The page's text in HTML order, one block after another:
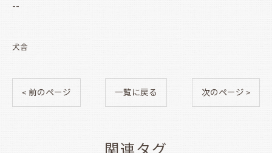
--
犬舎
< 前のページ 一覧に戻る 次のページ >